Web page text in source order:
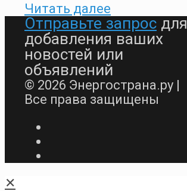
Читать далее
Отправьте запрос для
добавления ваших
новостей или
объявлений
© 2026 Энергострана.ру |
Все права защищены
✕